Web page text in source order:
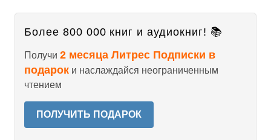
Более 800 000 книг и аудиокниг! 📚
Получи 2 месяца Литрес Подписки в
подарок и наслаждайся неограниченным
чтением
ПОЛУЧИТЬ ПОДАРОК